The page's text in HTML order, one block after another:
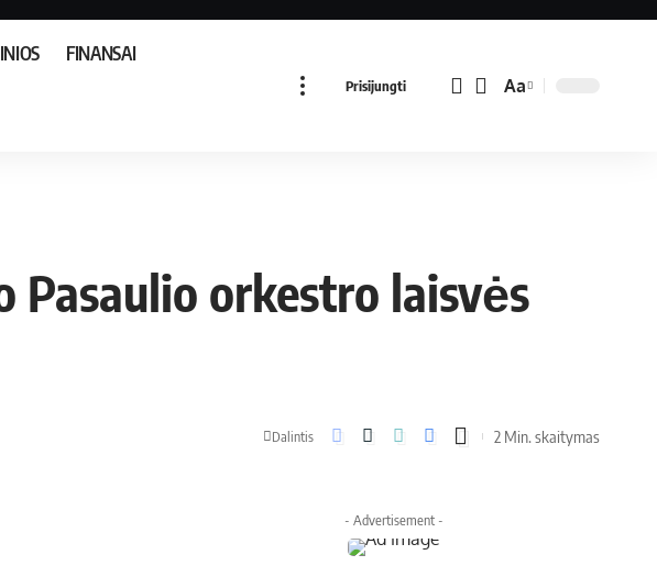
FINANSAI
Prisijungti Aa
Pasaulio orkestro laisvės
Dalintis 2 Min. skaitymas
- Advertisement -